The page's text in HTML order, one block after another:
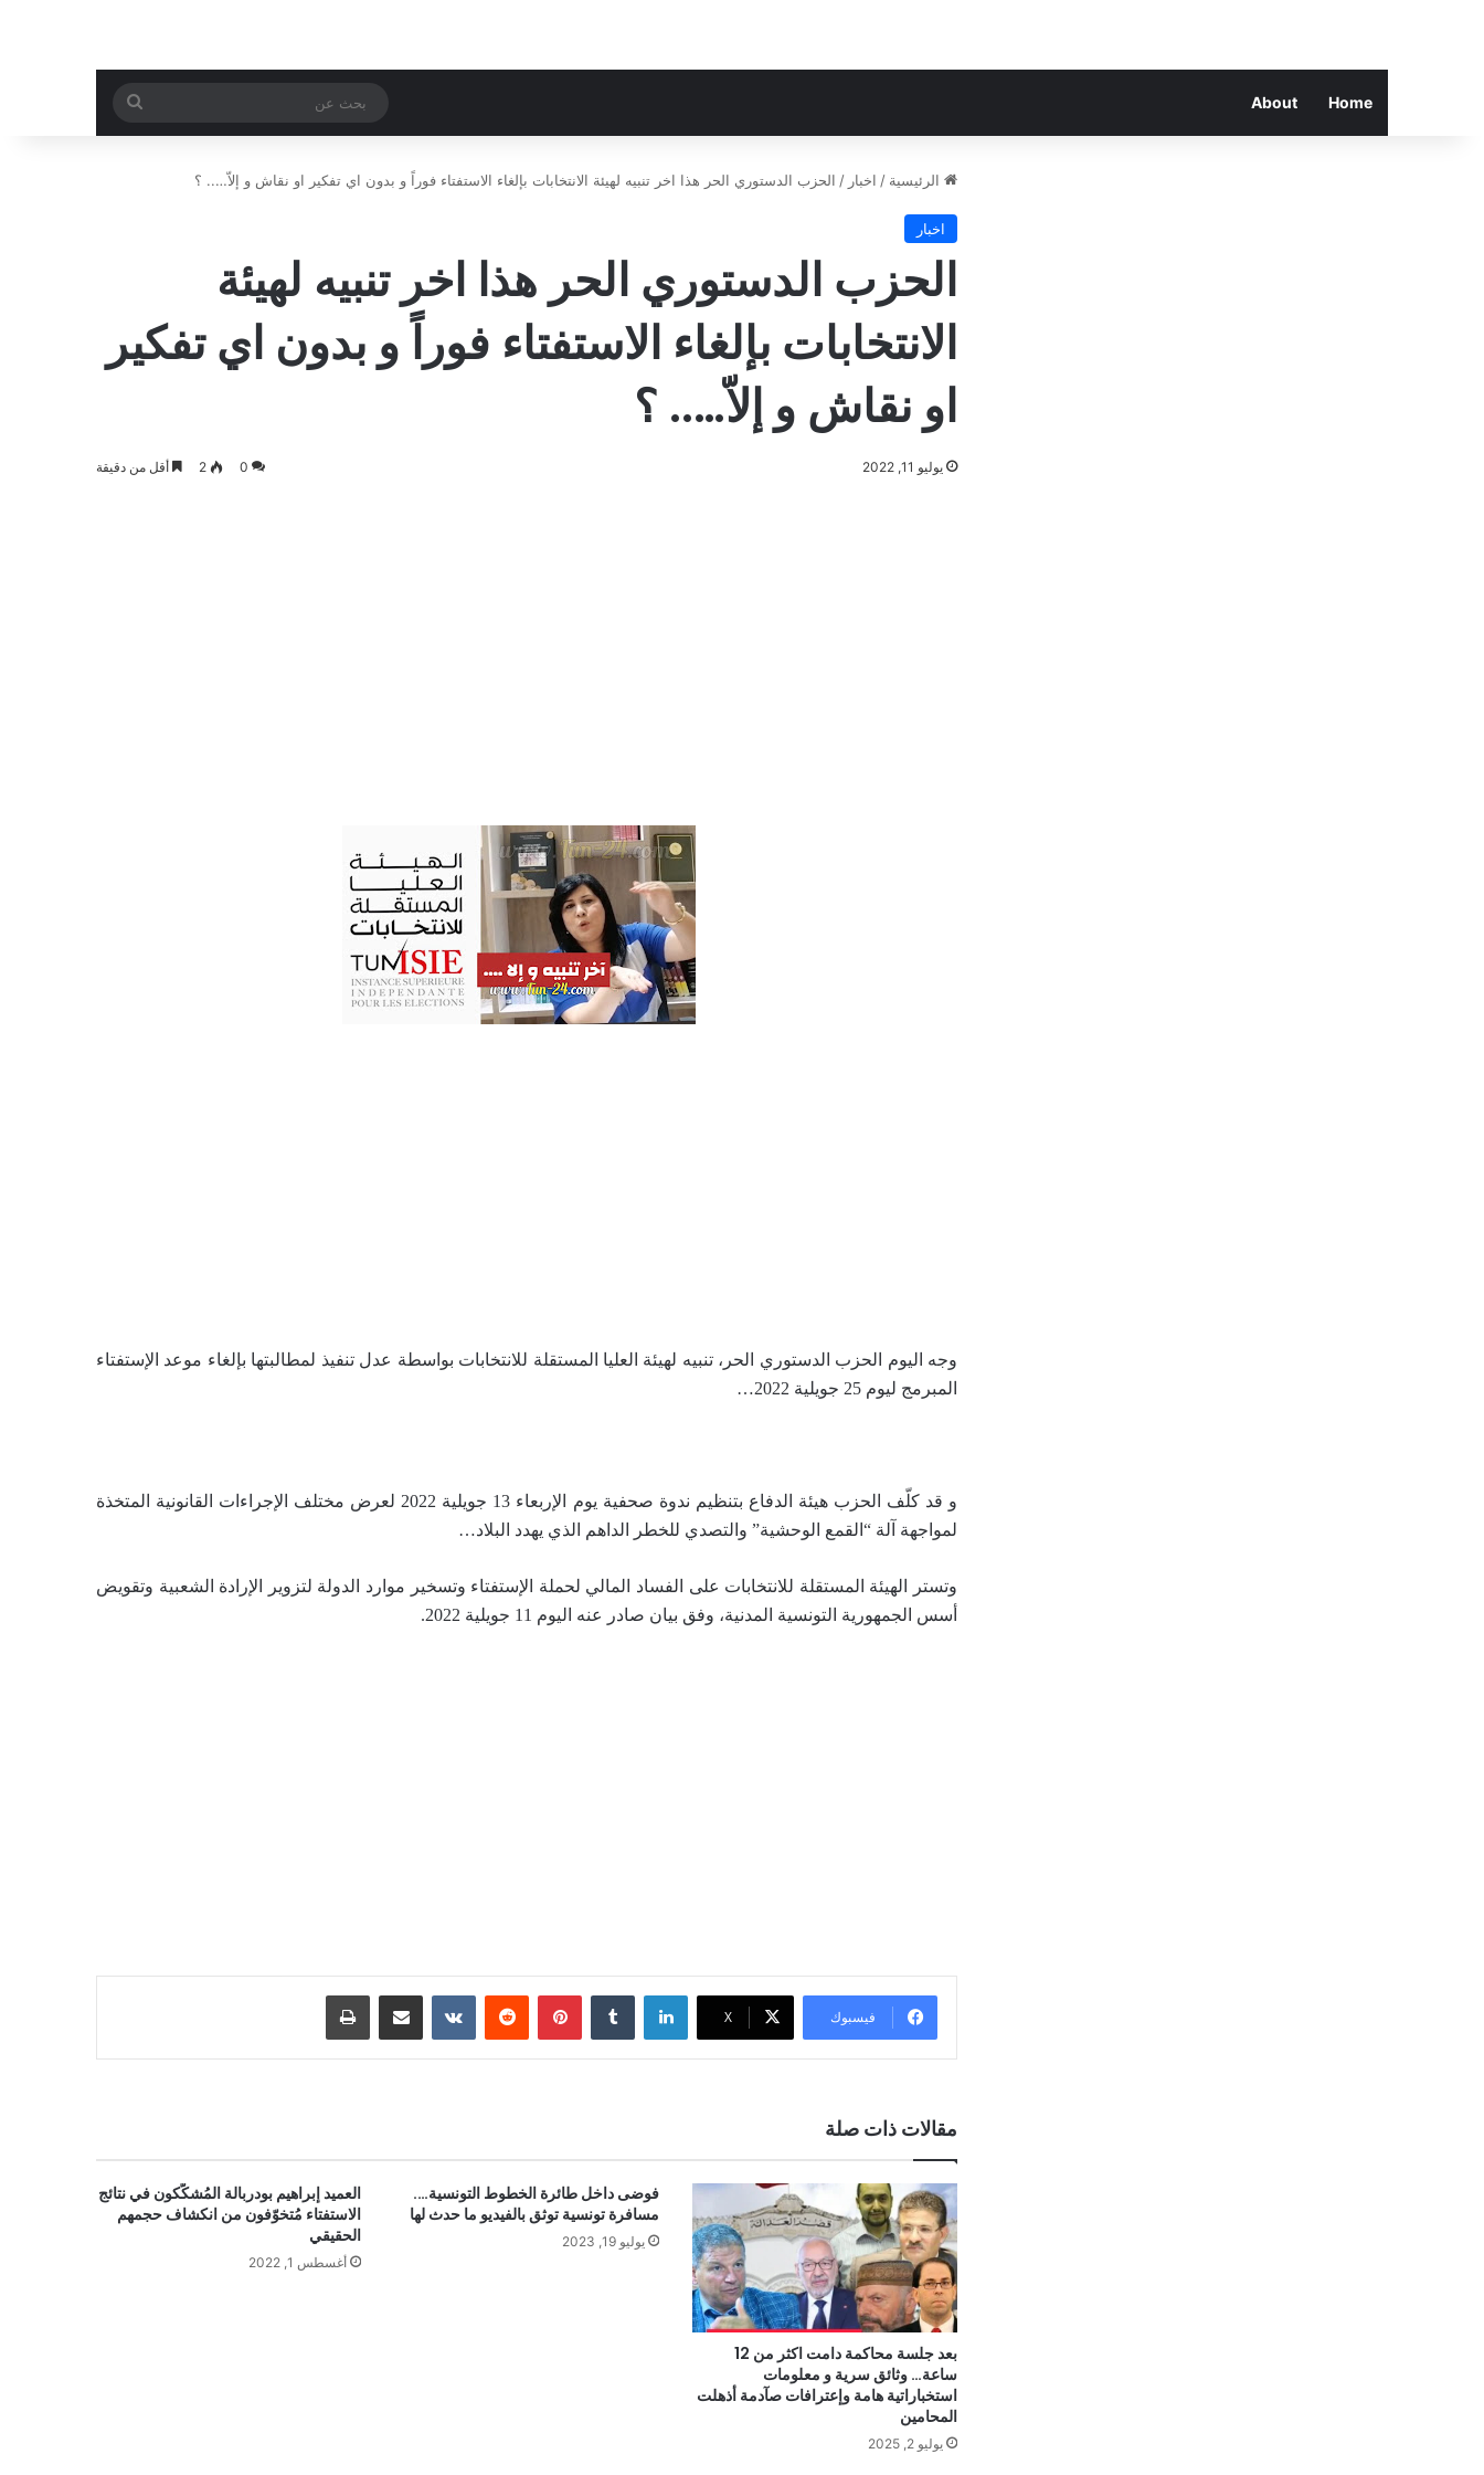
Home
About
بحث
عن
الرئيسية / اخبار / الحزب الدستوري الحر هذا اخر تنبيه لهيئة الانتخابات بإلغاء الاستفتاء فوراً و بدون اي تفكير او نقاش و إلاّ….. ؟
اخبار
الحزب الدستوري الحر هذا اخر تنبيه لهيئة
الانتخابات بإلغاء الاستفتاء فوراً و بدون اي تفكير
او نقاش و إلاّ….. ؟
يوليو 11, 2022 0
2 أقل من دقيقة
وجه اليوم الحزب الدستوري الحر، تنبيه لهيئة العليا المستقلة للانتخابات بواسطة عدل تنفيذ لمطالبتها بإلغاء موعد الإستفتاء
المبرمج ليوم 25 جويلية 2022…
و قد كلّف الحزب هيئة الدفاع بتنظيم ندوة صحفية يوم الإربعاء 13 جويلية 2022 لعرض مختلف الإجراءات القانونية المتخذة
لمواجهة آلة “القمع الوحشية” والتصدي للخطر الداهم الذي يهدد البلاد…
وتستر الهيئة المستقلة للانتخابات على الفساد المالي لحملة الإستفتاء وتسخير موارد الدولة لتزوير الإرادة الشعبية وتقويض
أسس الجمهورية التونسية المدنية، وفق بيان صادر عنه اليوم 11 جويلية 2022.
فيسبوك X
لينكدإن بينتيريست مشاركة عبر البريد طباعة
مقالات ذات صلة
بعد جلسة محاكمة دامت اكثر من 12
ساعة… وثائق سرية و معلومات
استخباراتية هامة وإعترافات صآدمة أذهلت
المحامين
يوليو 2, 2025
فوضى داخل طائرة الخطوط التونسية….
مسافرة تونسية توثق بالفيديو ما حدث لها
يوليو 19, 2023
العميد إبراهيم بودربالة المُشكّكون في نتائج
الاستفتاء مُتخوّفون من انكشاف حجمهم
الحقيقي
أغسطس 1, 2022